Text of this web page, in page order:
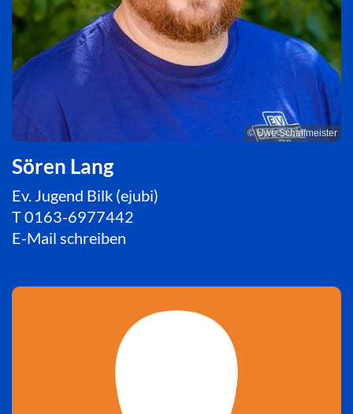
© Uwe Schaffmeister
Sören Lang
Ev. Jugend Bilk (ejubi)
T0163-6977442
E-Mail schreiben